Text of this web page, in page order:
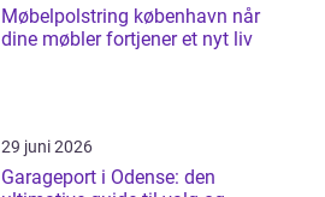
Møbelpolstring københavn når
dine møbler fortjener et nyt liv
29 juni 2026
Garageport i Odense: den